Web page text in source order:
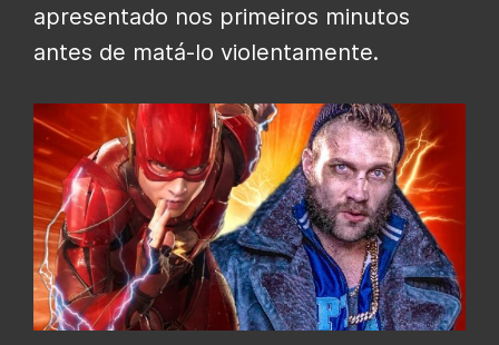
apresentado nos primeiros minutos
antes de matá-lo violentamente.